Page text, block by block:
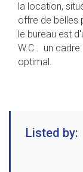
la location,
offre de belles
le bureau est
W.C . un
optimal.
Listed by: